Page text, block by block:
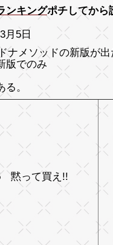
ンキングポチしてから
5日
ナメソッドの新版が
版でのみ
。
黙って買え!!